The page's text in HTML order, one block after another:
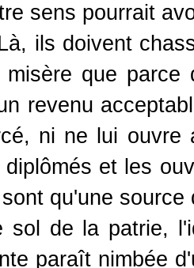
sens pourrait
ils doivent
que
revenu
ni ne lui
et les
qu'une
sol de la patrie,
paraît nimbée